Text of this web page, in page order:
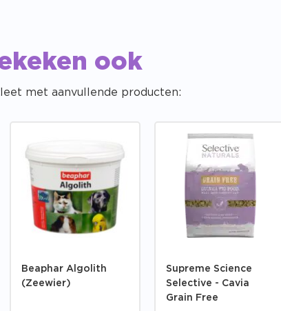
ook
met aanvullende producten:
Beaphar Algolith
(Zeewier)
Supreme Science
Selective - Cavia
Grain Free